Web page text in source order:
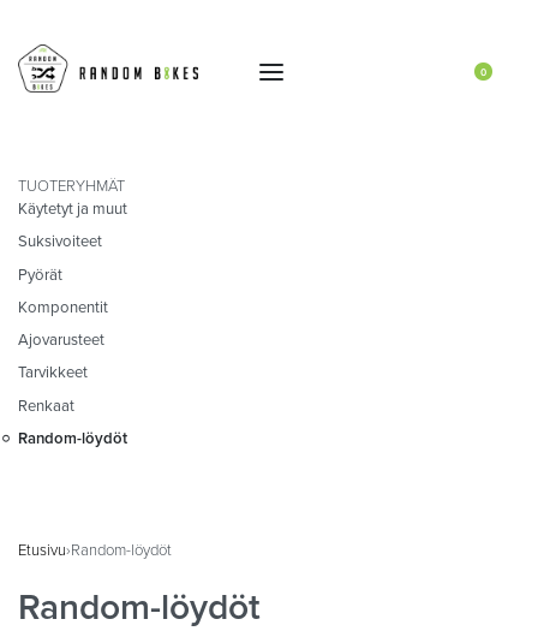
0
TUOTERYHMÄT
Käytetyt ja muut
Suksivoiteet
Pyörät
Komponentit
Ajovarusteet
Tarvikkeet
Renkaat
Random-löydöt
Etusivu›Random-löydöt
Random-löydöt